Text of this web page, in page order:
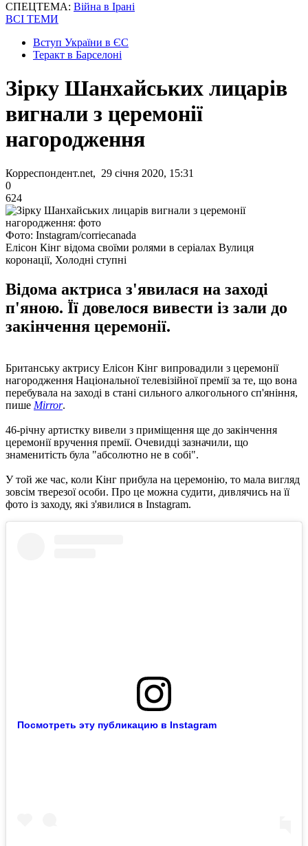
СПЕЦТЕМА: Війна в Ірані
ВСІ ТЕМИ
Вступ України в ЄС
Теракт в Барселоні
Зірку Шанхайських лицарів
вигнали з церемонії
нагородження
Корреспондент.net, 29 січня 2020, 15:31
0
624
Фото: Instagram/corriecanada
Елісон Кінг відома своїми ролями в серіалах Вулиця
коронації, Холодні ступні
Відома актриса з'явилася на заході
п'яною. Її довелося вивести із зали до
закінчення церемонії.
Британську актрису Елісон Кінг випровадили з церемонії
нагородження Національної телевізійної премії за те, що вона
перебувала на заході в стані сильного алкогольного сп'яніння,
пише Mirror.
46-річну артистку вивели з приміщення ще до закінчення
церемонії вручення премії. Очевидці зазначили, що
знаменитість була "абсолютно не в собі".
У той же час, коли Кінг прибула на церемонію, то мала вигляд
зовсім тверезої особи. Про це можна судити, дивлячись на її
фото із заходу, які з'явилися в Instagram.
Посмотреть эту публикацию в Instagram